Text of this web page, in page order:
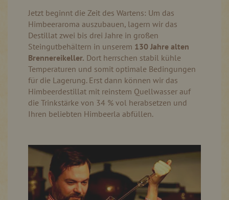
Jetzt beginnt die Zeit des Wartens: Um das
Himbeeraroma auszubauen, lagern wir das
Destillat zwei bis drei Jahre in großen
Steingutbehältern in unserem 130 Jahre alten
Brennereikeller. Dort herrschen stabil kühle
Temperaturen und somit optimale Bedingungen
für die Lagerung. Erst dann können wir das
Himbeerdestillat mit reinstem Quellwasser auf
die Trinkstärke von 34 % vol herabsetzen und
Ihren beliebten Himbeerla abfüllen.